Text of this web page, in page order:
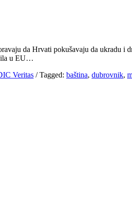
da Hrvati pokušavaju da ukradu i
u EU…
Veritas /Tagged: baština, dubrovnik,